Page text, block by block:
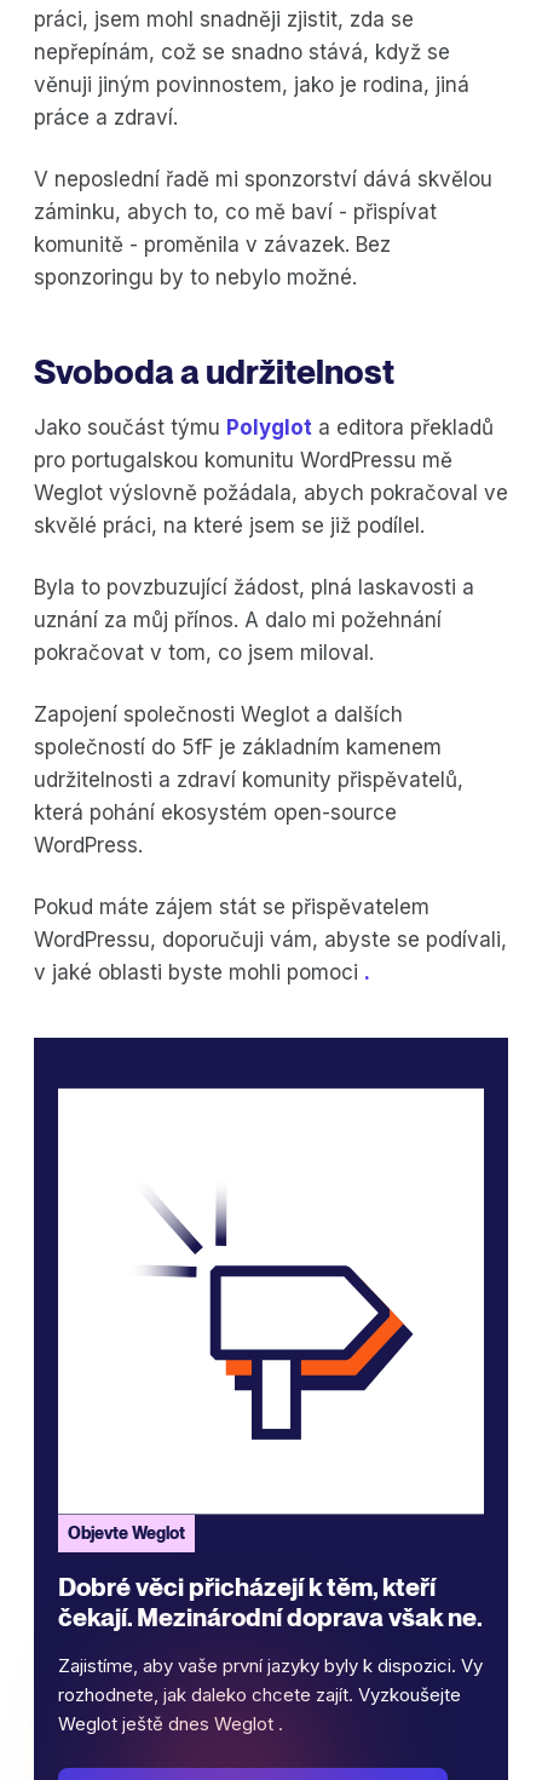
práci, jsem mohl snadněji zjistit, zda se
nepřepínám, což se snadno stává, když se
věnuji jiným povinnostem, jako je rodina, jiná
práce a zdraví.
V neposlední řadě mi sponzorství dává skvělou
záminku, abych to, co mě baví - přispívat
komunitě - proměnila v závazek. Bez
sponzoringu by to nebylo možné.
Svoboda a udržitelnost
Jako součást týmu Polyglot a editora překladů
pro portugalskou komunitu WordPressu mě
Weglot výslovně požádala, abych pokračoval ve
skvělé práci, na které jsem se již podílel.
Byla to povzbuzující žádost, plná laskavosti a
uznání za můj přínos. A dalo mi požehnání
pokračovat v tom, co jsem miloval.
Zapojení společnosti Weglot a dalších
společností do 5fF je základním kamenem
udržitelnosti a zdraví komunity přispěvatelů,
která pohání ekosystém open-source
WordPress.
Pokud máte zájem stát se přispěvatelem
WordPressu, doporučuji vám, abyste se podívali,
v jaké oblasti byste mohli pomoci .
Objevte Weglot
Dobré věci přicházejí k těm, kteří
čekají. Mezinárodní doprava však ne.
Zajistíme, aby vaše první jazyky byly k dispozici. Vy
rozhodnete, jak daleko chcete zajít. Vyzkoušejte
Weglot ještě dnes Weglot .